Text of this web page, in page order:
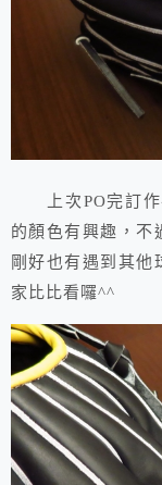
上次PO完訂作
的顏色有興趣，不
剛好也有遇到其他
家比比看囉^^